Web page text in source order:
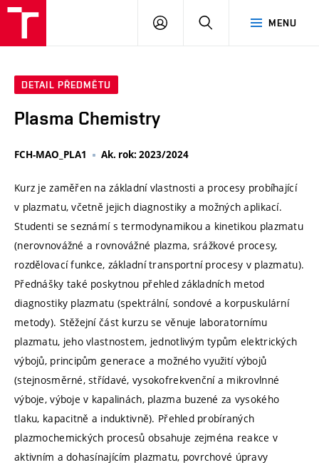
MENU
PŘIHLÁSIT
DETAIL PŘEDMĚTU
Plasma Chemistry
FCH-MAO_PLA1 Ak. rok: 2023/2024
Kurz je zaměřen na základní vlastnosti a procesy probíhající
v plazmatu, včetně jejich diagnostiky a možných aplikací.
Studenti se seznámí s termodynamikou a kinetikou plazmatu
(nerovnovážné a rovnovážné plazma, srážkové procesy,
rozdělovací funkce, základní transportní procesy v plazmatu).
Přednášky také poskytnou přehled základních metod
diagnostiky plazmatu (spektrální, sondové a korpuskulární
metody). Stěžejní část kurzu se věnuje laboratornímu
plazmatu, jeho vlastnostem, jednotlivým typům elektrických
výbojů, principům generace a možného využití výbojů
(stejnosměrné, střídavé, vysokofrekvenční a mikrovlnné
výboje, výboje v kapalinách, plazma buzené za vysokého
tlaku, kapacitně a induktivně). Přehled probíraných
plazmochemických procesů obsahuje zejména reakce v
aktivním a dohasínajícím plazmatu, povrchové úpravy